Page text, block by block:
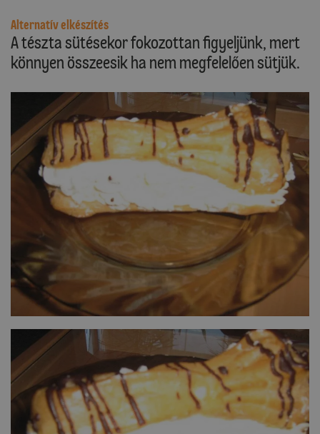
Alternatív elkészítés
A tészta sütésekor fokozottan figyeljünk, mert
könnyen összeesik ha nem megfelelően sütjük.